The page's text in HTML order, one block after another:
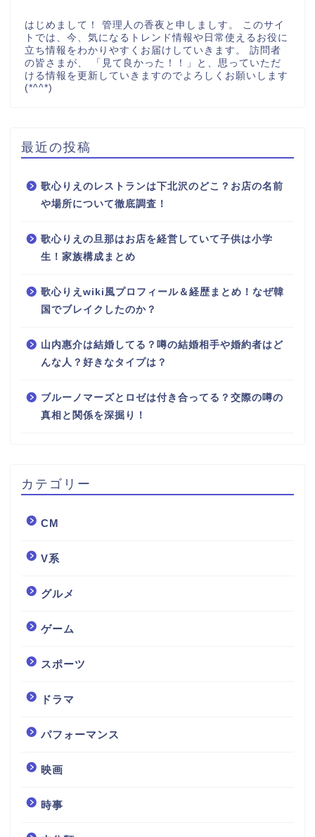
はじめまして！ 管理人の香夜と申しましす。 このサイ
トでは、今、気になるトレンド情報や日常使えるお役に
立ち情報をわかりやすくお届けしていきます。 訪問者
の皆さまが、 「見て良かった！！」と、思っていただ
ける情報を更新していきますのでよろしくお願いします
(*^^*)
最近の投稿
歌心りえのレストランは下北沢のどこ？お店の名前
や場所について徹底調査！
歌心りえの旦那はお店を経営していて子供は小学
生！家族構成まとめ
歌心りえwiki風プロフィール＆経歴まとめ！なぜ韓
国でブレイクしたのか？
山内惠介は結婚してる？噂の結婚相手や婚約者はど
んな人？好きなタイプは？
ブルーノマーズとロゼは付き合ってる？交際の噂の
真相と関係を深掘り！
カテゴリー
CM
V系
グルメ
ゲーム
スポーツ
ドラマ
パフォーマンス
映画
時事